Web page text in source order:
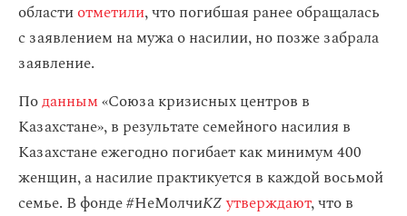
областиотметили, что погибшая ранее обращалась
с заявлением на мужа о насилии, но позже забрала
заявление.
Поданным«Союза кризисных центров в
Казахстане»,в результате семейного насилия в
Казахстане ежегодно погибает как минимум 400
женщин, а насилие практикуется в каждой восьмой
семье. В фонде #НеМолчиKZутверждают, что в